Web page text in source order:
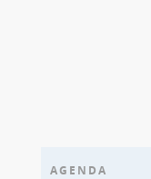
AGENDA